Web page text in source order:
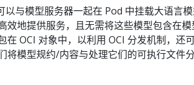
与模型服务器一起在 Pod 中挂载大语言
效地提供服务，且无需将这些模型包含在模
OCI 对象中，以利用 OCI 分发机制，还
将模型规约/内容与处理它们的可执行文件分